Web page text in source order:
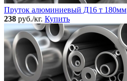
Пруток алюминиевый Д16 т 180мм
238 руб./кг. Купить